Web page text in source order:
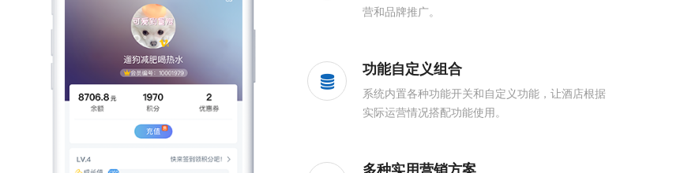
营和品牌推广。
功能自定义组合
系统内置各种功能开关和自定义功能，让酒店根据
实际运营情况搭配功能使用。
多种实用营销方案